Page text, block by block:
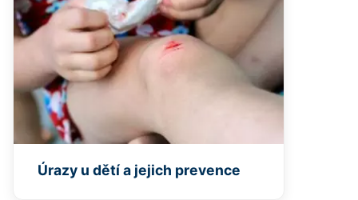
Úrazy u dětí a jejich prevence